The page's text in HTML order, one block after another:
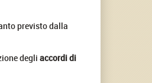
previsto dalla
degli accordi di